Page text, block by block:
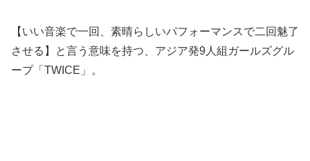
【いい音楽で一回、素晴らしいパフォーマンスで二回魅了
させる】と言う意味を持つ、アジア発9人組ガールズグル
ープ「TWICE」。